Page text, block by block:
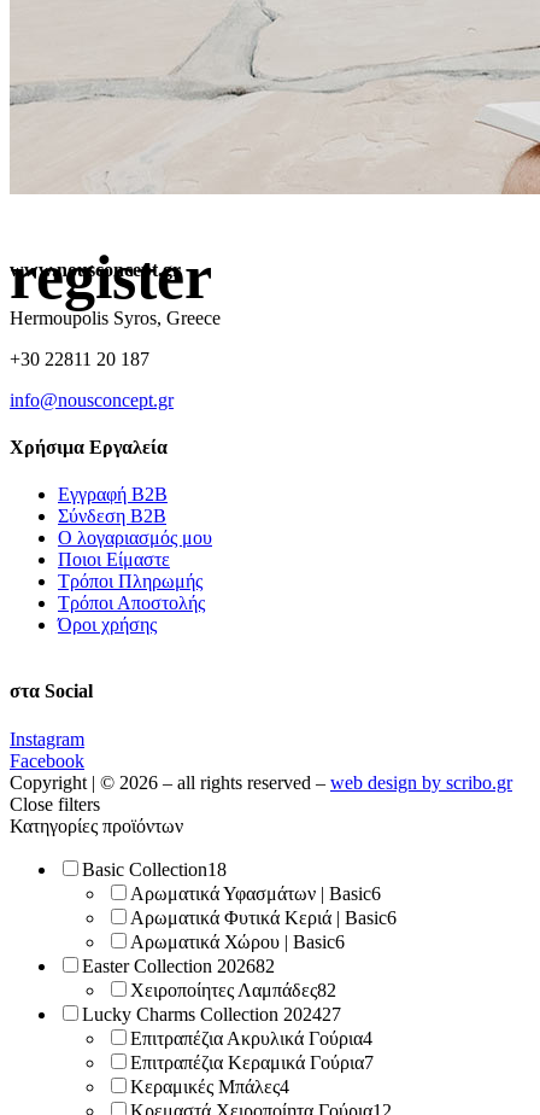
register
www.nousconcept.gr
Hermoupolis Syros, Greece
+30 22811 20 187
info@nousconcept.gr
Χρήσιμα Εργαλεία
Εγγραφή Β2Β
Σύνδεση Β2Β
Ο λογαριασμός μου
Ποιοι Είμαστε
Τρόποι Πληρωμής
Τρόποι Αποστολής
Όροι χρήσης
στα Social
Instagram
Facebook
Copyright | © 2026 – all rights reserved – web design by scribo.gr
Close filters
Κατηγορίες προϊόντων
Basic Collection18
Αρωματικά Υφασμάτων | Basic6
Αρωματικά Φυτικά Κεριά | Basic6
Αρωματικά Χώρου | Basic6
Easter Collection 202682
Χειροποίητες Λαμπάδες82
Lucky Charms Collection 202427
Επιτραπέζια Ακρυλικά Γούρια4
Επιτραπέζια Κεραμικά Γούρια7
Κεραμικές Μπάλες4
Κρεμαστά Χειροποίητα Γούρια12